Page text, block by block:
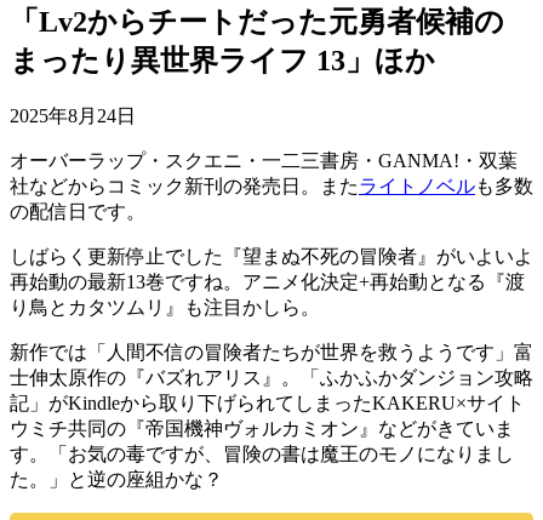
「Lv2からチートだった元勇者候補の
まったり異世界ライフ 13」ほか
2025年8月24日
オーバーラップ・スクエニ・一二三書房・GANMA!・双葉
社などからコミック新刊の発売日。またライトノベルも多数
の配信日です。
しばらく更新停止でした『望まぬ不死の冒険者』がいよいよ
再始動の最新13巻ですね。アニメ化決定+再始動となる『渡
り鳥とカタツムリ』も注目かしら。
新作では「人間不信の冒険者たちが世界を救うようです」富
士伸太原作の『バズれアリス』。「ふかふかダンジョン攻略
記」がKindleから取り下げられてしまったKAKERU×サイト
ウミチ共同の『帝国機神ヴォルカミオン』などがきていま
す。「お気の毒ですが、冒険の書は魔王のモノになりまし
た。」と逆の座組かな？